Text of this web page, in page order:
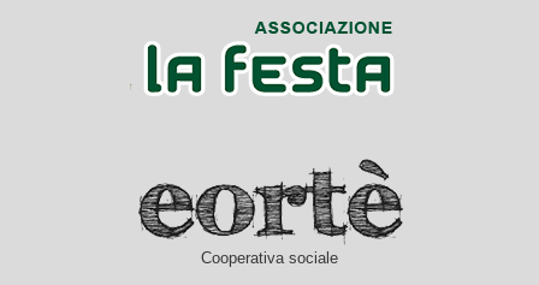
Cooperativa sociale